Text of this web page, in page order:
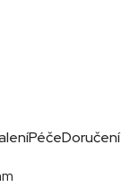
PéčeDoručení